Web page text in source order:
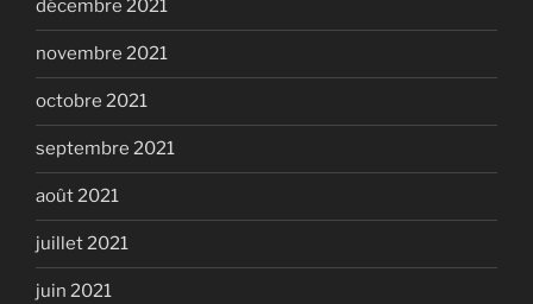
décembre 2021
novembre 2021
octobre 2021
septembre 2021
août 2021
juillet 2021
juin 2021